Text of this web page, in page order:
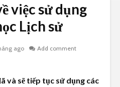
việc sử dụng
Lịch sử
ago
Add comment
và sẽ tiếp tục sử dụng các